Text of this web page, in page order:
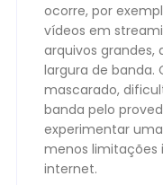
ocorre, por
vídeos em
arquivos
largura de banda.
mascarado,
banda pelo
experimentar
menos limitações
internet.